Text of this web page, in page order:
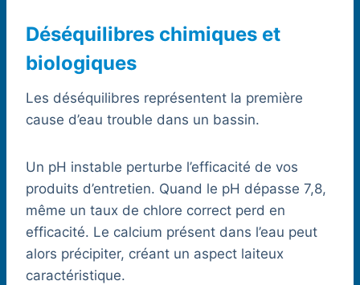
Déséquilibres chimiques et
biologiques
Les déséquilibres représentent la première
cause d’eau trouble dans un bassin.
Un pH instable perturbe l’efficacité de vos
produits d’entretien. Quand le pH dépasse 7,8,
même un taux de chlore correct perd en
efficacité. Le calcium présent dans l’eau peut
alors précipiter, créant un aspect laiteux
caractéristique.